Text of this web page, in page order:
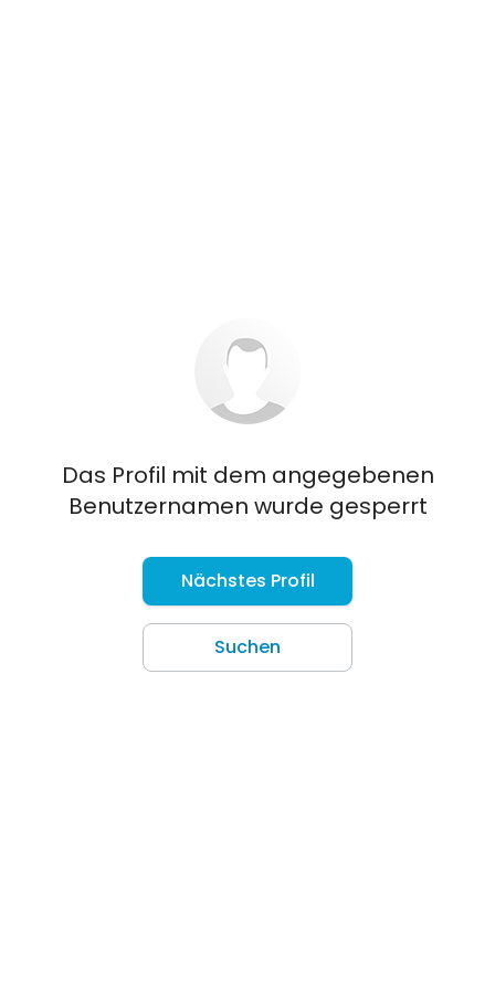
Das Profil mit dem angegebenen
Benutzernamen wurde gesperrt
Nächstes Profil
Suchen